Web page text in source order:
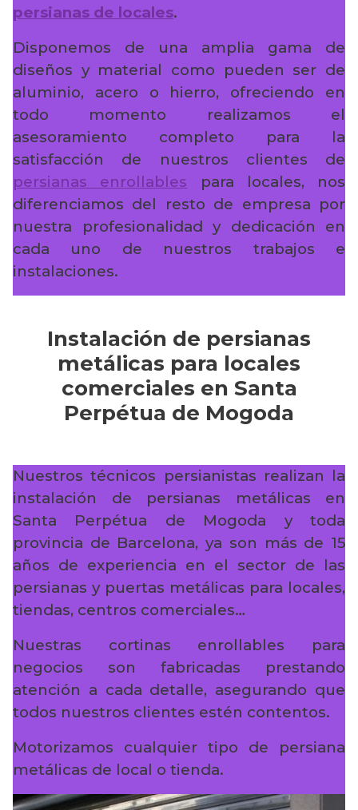
persianas de locales.
Disponemos de una amplia gama de
diseños y material como pueden ser de
aluminio, acero o hierro, ofreciendo en
todo momento realizamos el
asesoramiento completo para la
satisfacción de nuestros clientes de
persianas enrollables para locales, nos
diferenciamos del resto de empresa por
nuestra profesionalidad y dedicación en
cada uno de nuestros trabajos e
instalaciones.
Instalación de persianas
metálicas para locales
comerciales en Santa
Perpétua de Mogoda
Nuestros técnicos persianistas realizan la
instalación de persianas metálicas en
Santa Perpétua de Mogoda y toda
provincia de Barcelona, ya son más de 15
años de experiencia en el sector de las
persianas y puertas metálicas para locales,
tiendas, centros comerciales…
Nuestras cortinas enrollables para
negocios son fabricadas prestando
atención a cada detalle, asegurando que
todos nuestros clientes estén contentos.
Motorizamos cualquier tipo de persiana
metálicas de local o tienda.